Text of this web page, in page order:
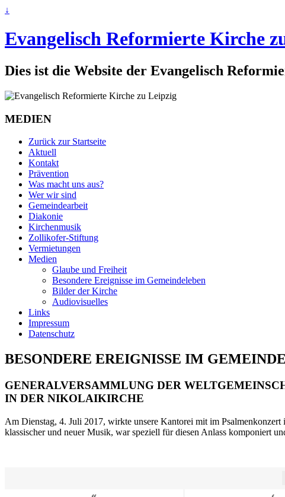
↓
Evangelisch Reformierte Kirche
Dies ist die Website der Evangelisch
MEDIEN
Zurück zur Startseite
Aktuell
Kontakt
Prävention
Was macht uns aus?
Wer wir sind
Gemeindearbeit
Diakonie
Kirchenmusik
Zollikofer-Stiftung
Vermietungen
Medien
Glaube und Freiheit
Besondere Ereignisse im Gemeindeleben
Bilder der Kirche
Audiovisuelles
Links
Impressum
Datenschutz
BESONDERE EREIGNISSE IM
GENERALVERSAMMLUNG DER
IN DER NIKOLAIKIRCHE
Am Dienstag, 4. Juli 2017, wirkte unsere Kantorei mit im
klassischer und neuer Musik, war speziell für diesen Anlass komponiert